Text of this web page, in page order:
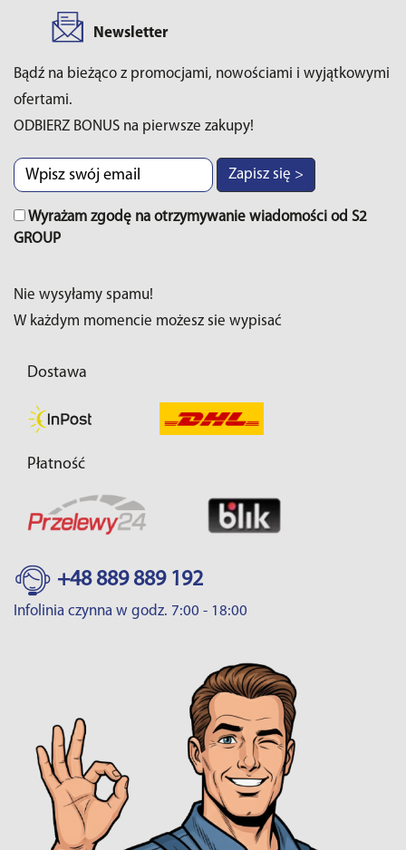
Newsletter
Bądź na bieżąco z promocjami, nowościami i wyjątkowymi
ofertami.
ODBIERZ BONUS na pierwsze zakupy!
Zapisz się >
Wyrażam zgodę na otrzymywanie wiadomości od S2
GROUP
Nie wysyłamy spamu!
W każdym momencie możesz sie wypisać
Dostawa
Płatność
+48 889 889 192
Infolinia czynna w godz. 7:00 - 18:00